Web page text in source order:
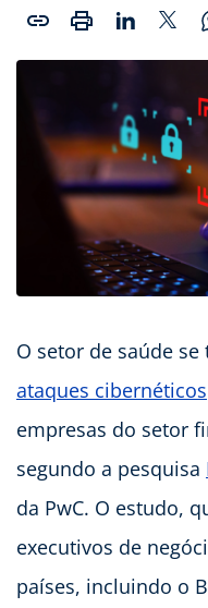
O setor de saúde
ataques cibernéticos
empresas do setor
segundo a pesquisa
da PwC. O estudo,
executivos de
países, incluindo o